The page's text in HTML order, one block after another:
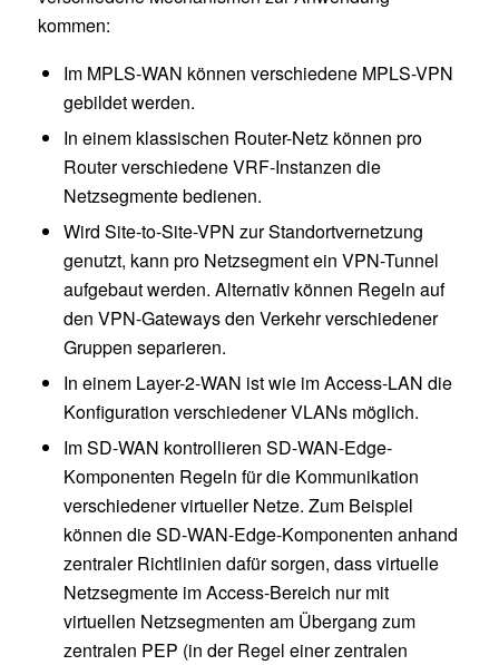
kommen:
Im MPLS-WAN können verschiedene MPLS-VPN
gebildet werden.
In einem klassischen Router-Netz können pro
Router verschiedene VRF-Instanzen die
Netzsegmente bedienen.
Wird Site-to-Site-VPN zur Standortvernetzung
genutzt, kann pro Netzsegment ein VPN-Tunnel
aufgebaut werden. Alternativ können Regeln auf
den VPN-Gateways den Verkehr verschiedener
Gruppen separieren.
In einem Layer-2-WAN ist wie im Access-LAN die
Konfiguration verschiedener VLANs möglich.
Im SD-WAN kontrollieren SD-WAN-Edge-
Komponenten Regeln für die Kommunikation
verschiedener virtueller Netze. Zum Beispiel
können die SD-WAN-Edge-Komponenten anhand
zentraler Richtlinien dafür sorgen, dass virtuelle
Netzsegmente im Access-Bereich nur mit
virtuellen Netzsegmenten am Übergang zum
zentralen PEP (in der Regel einer zentralen